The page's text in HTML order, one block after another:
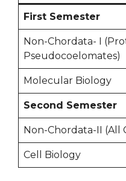
First Semester
Non-Chordata- I
Pseudocoelomates)
Molecular Biology
Second Semester
Non-Chordata-II (All
Cell Biology